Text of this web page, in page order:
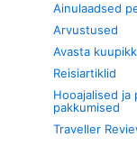
Ainulaadsed
Arvustused
Avasta
Reisiartiklid
Hooajalised ja
pakkumised
Traveller